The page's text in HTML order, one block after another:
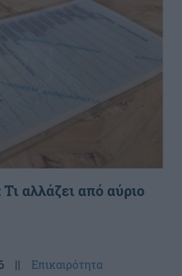
αλλάζει από αύριο
|| Επικαιρότητα